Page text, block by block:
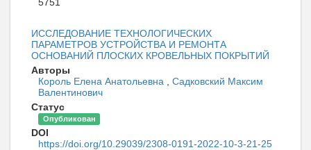
ИССЛЕДОВАНИЕ ТЕХНОЛОГИЧЕСКИХ
ПАРАМЕТРОВ УСТРОЙСТВА И РЕМОНТА
ОСНОВАНИЙ ПЛОСКИХ КРОВЕЛЬНЫХ ПОКРЫТИЙ
Авторы
Король Елена Анатольевна
Садковский Максим
Валентинович
Статус
Опубликован
DOI
https://doi.org/10.29039/2308-0191-2022-10-3-21-25